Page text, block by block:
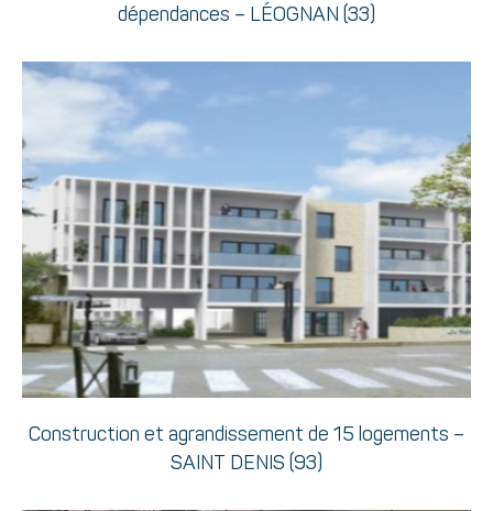
dépendances – LÉOGNAN (33)
Construction et agrandissement de 15 logements –
SAINT DENIS (93)